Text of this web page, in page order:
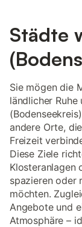
Städte
Sie mögen die
ländlicher Ruhe
andere Orte,
Freizeit
Diese Ziele
Klosteranlagen
spazieren oder
möchten.
Angebote und
Atmosphäre –